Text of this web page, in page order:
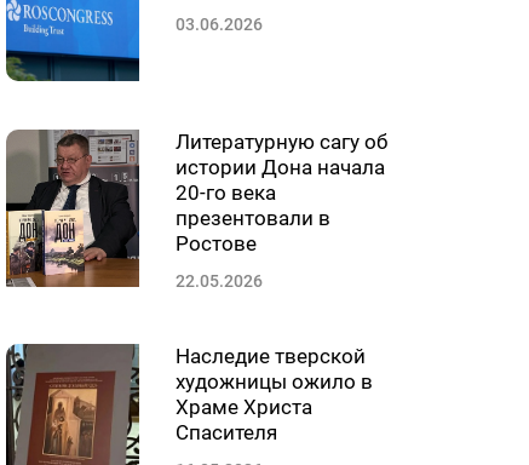
03.06.2026
Литературную сагу об
истории Дона начала
20-го века
презентовали в
Ростове
22.05.2026
Наследие тверской
художницы ожило в
Храме Христа
Спасителя